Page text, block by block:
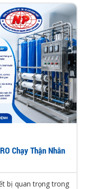
Chạy Thận Nhân
bị quan trọng trong